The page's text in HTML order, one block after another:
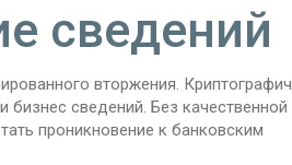
сведений
вторжения.
сведений. Без качественной
проникновение к банковским